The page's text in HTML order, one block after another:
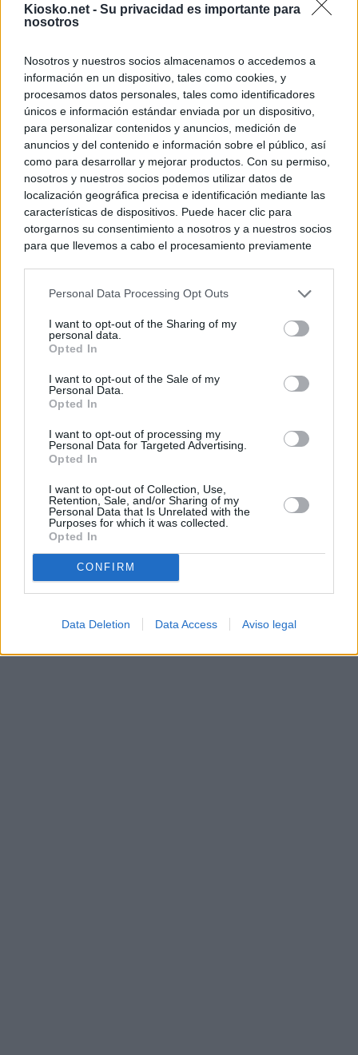
Kiosko.net - Su privacidad es importante para
nosotros
Nosotros y nuestros socios almacenamos o accedemos a
información en un dispositivo, tales como cookies, y
procesamos datos personales, tales como identificadores
únicos e información estándar enviada por un dispositivo,
para personalizar contenidos y anuncios, medición de
anuncios y del contenido e información sobre el público, así
como para desarrollar y mejorar productos. Con su permiso,
nosotros y nuestros socios podemos utilizar datos de
localización geográfica precisa e identificación mediante las
características de dispositivos. Puede hacer clic para
otorgarnos su consentimiento a nosotros y a nuestros socios
para que llevemos a cabo el procesamiento previamente
negar su consentimiento. Tenga en cuenta que algún
de su consentimiento, pero usted tiene el derecho de
rechazar tal procesamiento. Sus preferencias se aplicarán
cualquier momento entrando de nuevo en este sitio web o
visitando nuestra política de privacidad.
Personal Data Processing Opt Outs
I want to opt-out of the Sharing of my
personal data.
Opted In
I want to opt-out of the Sale of my
Personal Data.
Opted In
I want to opt-out of processing my
Personal Data for Targeted Advertising.
Opted In
I want to opt-out of Collection, Use,
Retention, Sale, and/or Sharing of my
Personal Data that Is Unrelated with the
Purposes for which it was collected.
Opted In
CONFIRM
Data Deletion Data Access Aviso legal